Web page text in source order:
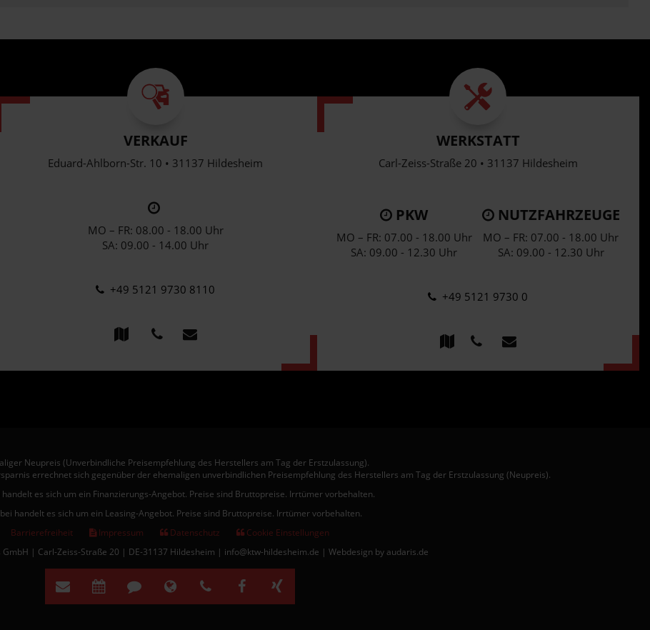
VERKAUF
Eduard-Ahlborn-Str. 10 • 31137 Hildesheim
MO – FR: 08.00 - 18.00 Uhr
SA: 09.00 - 14.00 Uhr
+49 5121 9730 8110
WERKSTATT
Carl-Zeiss-Straße 20 • 31137 Hildesheim
PKW
MO – FR: 07.00 - 18.00 Uhr
SA: 09.00 - 12.30 Uhr
NUTZFAHRZEUGE
MO – FR: 07.00 - 18.00 Uhr
SA: 09.00 - 12.30 Uhr
+49 5121 9730 0
Neupreis (Unverbindliche Preisempfehlung des Herstellers am Tag der Erstzulassung).
errechnet sich gegenüber der ehemaligen unverbindlichen Preisempfehlung des Herstellers am Tag der Erstzulassung (Neupreis).
es sich um ein Finanzierungs-Angebot. Preise sind Bruttopreise. Irrtümer vorbehalten.
handelt es sich um ein Leasing-Angebot. Preise sind Bruttopreise. Irrtümer vorbehalten.
Barrierefreiheit
Impressum Datenschutz
Cookie Einstellungen
GmbH | Carl-Zeiss-Straße 20 | DE-31137 Hildesheim | info@ktw-hildesheim.de | Webdesign by audaris.de